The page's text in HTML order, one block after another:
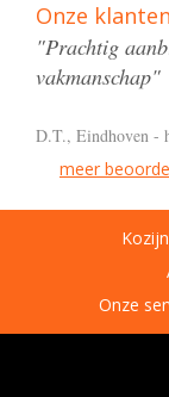
Onze
"Prachtig
vakmanschap"
D.T., Eindhoven -
meer
Onze